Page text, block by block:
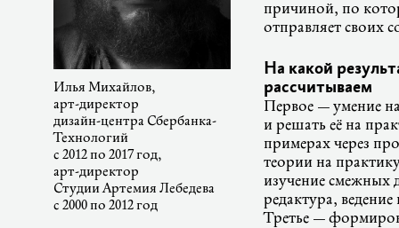
Илья Михайлов,
арт-директор
дизайн-центра Сбербанка-
Технологий
с 2012 по 2017 год,
арт-директор
Студии Артемия Лебедева
с 2000 по 2012 год
причиной, по
отправляет своих
На какой
рассчитываем
Первое — умение
и решать её на
примерах через
теории на
изучение смежных
редактура,
Третье —